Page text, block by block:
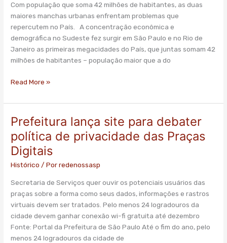
Com população que soma 42 milhões de habitantes, as duas
maiores manchas urbanas enfrentam problemas que
repercutem no País. A concentração econômica e
demográfica no Sudeste fez surgir em São Paulo e no Rio de
Janeiro as primeiras megacidades do País, que juntas somam 42
milhões de habitantes – população maior que a do
megacidades”
–
O
Estado
de
S.Paulo
Read More »
Prefeitura lança site para debater
política de privacidade das Praças
Digitais
Histórico / Porredenossasp
Secretaria de Serviços quer ouvir os potenciais usuários das
praças sobre a forma como seus dados, informações e rastros
virtuais devem ser tratados. Pelo menos 24 logradouros da
cidade devem ganhar conexão wi-fi gratuita até dezembro
Fonte: Portal da Prefeitura de São Paulo Até o fim do ano, pelo
menos 24 logradouros da cidade de
Prefeitura
lança
site
para
debater
de
privacidade
das
Praças
Digitais